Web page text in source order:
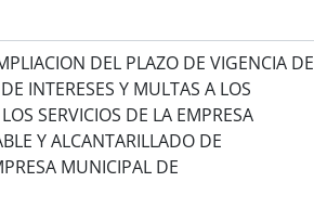
DEL PLAZO DE VIGENCIA DE
INTERESES Y MULTAS A LOS
SERVICIOS DE LA EMPRESA
Y ALCANTARILLADO DE
MUNICIPAL DE